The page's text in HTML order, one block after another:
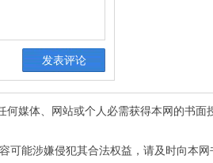
媒体、网站或个人必需获得本网的书面
能涉嫌侵犯其合法权益，请及时向本